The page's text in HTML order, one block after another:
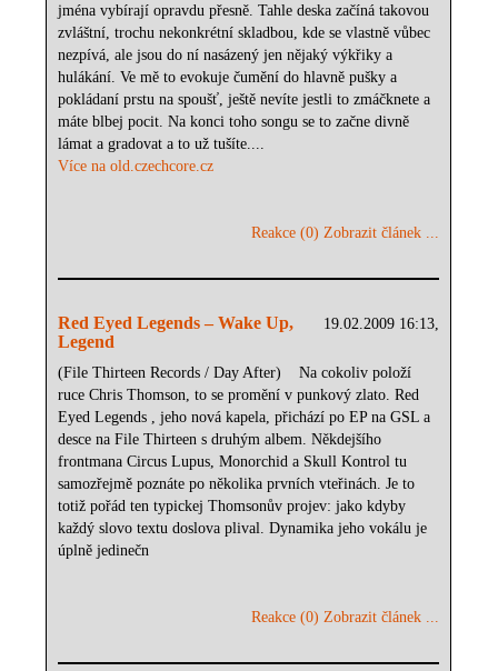
jména vybírají opravdu přesně. Tahle deska začíná takovou
zvláštní, trochu nekonkrétní skladbou, kde se vlastně vůbec
nezpívá, ale jsou do ní nasázený jen nějaký výkřiky a
hulákání. Ve mě to evokuje čumění do hlavně pušky a
pokládaní prstu na spoušť, ještě nevíte jestli to zmáčknete a
máte blbej pocit. Na konci toho songu se to začne divně
lámat a gradovat a to už tušíte....
Více na old.czechcore.cz
Reakce (0) Zobrazit článek ...
19.02.2009 16:13,
Red Eyed Legends – Wake Up,
Legend
(File Thirteen Records / Day After) Na cokoliv položí
ruce Chris Thomson, to se promění v punkový zlato. Red
Eyed Legends , jeho nová kapela, přichází po EP na GSL a
desce na File Thirteen s druhým albem. Někdejšího
frontmana Circus Lupus, Monorchid a Skull Kontrol tu
samozřejmě poznáte po několika prvních vteřinách. Je to
totiž pořád ten typickej Thomsonův projev: jako kdyby
každý slovo textu doslova plival. Dynamika jeho vokálu je
úplně jedinečn
Reakce (0) Zobrazit článek ...